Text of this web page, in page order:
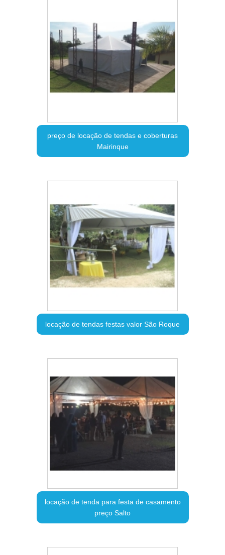
preço de locação de tendas e coberturas
Mairinque
locação de tendas festas valor São Roque
locação de tenda para festa de casamento
preço Salto